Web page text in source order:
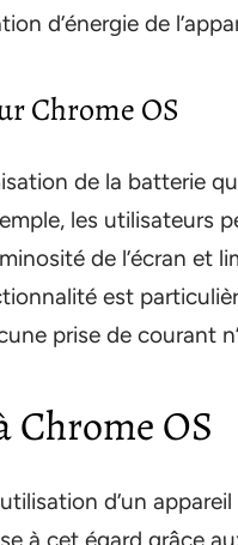
d’énergie de
Chrome OS
de la batterie
les utilisateurs
de l’écran et
est
prise de courant
Chrome OS
d’un